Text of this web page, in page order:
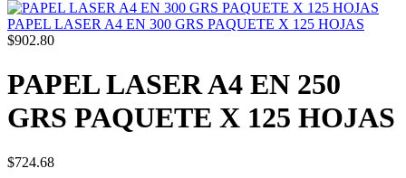
PAPEL LASER A4 EN 300 GRS PAQUETE X 125 HOJAS
$902.80
PAPEL LASER A4 EN 250
GRS PAQUETE X 125 HOJAS
$724.68